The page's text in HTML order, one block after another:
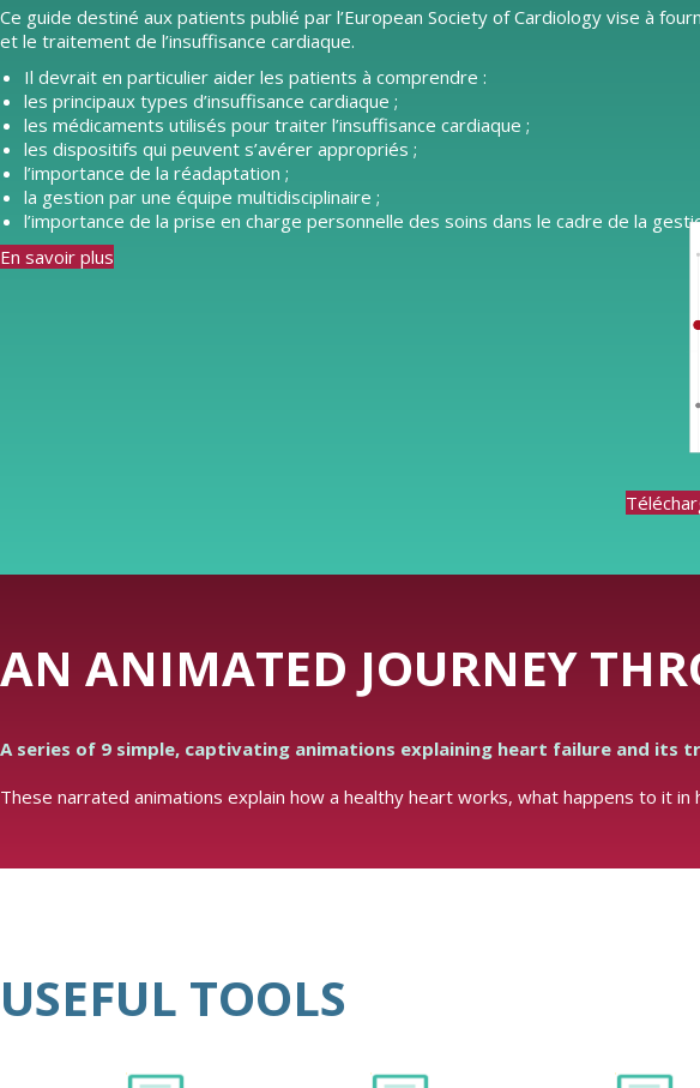
Ce guide destiné aux patients publié par l’European Society of Cardiology vise à
et le traitement de l’insuffisance cardiaque.
Il devrait en particulier aider les patients à comprendre :
les principaux types d’insuffisance cardiaque ;
les médicaments utilisés pour traiter l’insuffisance cardiaque ;
les dispositifs qui peuvent s’avérer appropriés ;
l’importance de la réadaptation ;
la gestion par une équipe multidisciplinaire ;
l’importance de la prise en charge personnelle des soins dans le cadre de la
En savoir plus
AN ANIMATED JOURNEY
A series of 9 simple, captivating animations explaining heart failure and its
These narrated animations explain how a healthy heart works, what happens to it
USEFUL TOOLS